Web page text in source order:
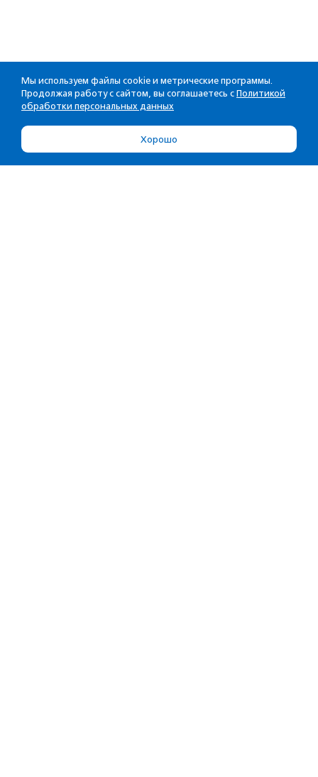
Мы используем файлы cookie и метрические программы.
Продолжая работу с сайтом, вы соглашаетесь с Политикой
обработки персональных данных
Хорошо